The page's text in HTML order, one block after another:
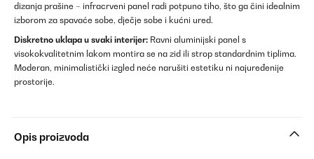
dizanja prašine – infracrveni panel radi potpuno tiho, što ga čini idealnim
izborom za spavaće sobe, dječje sobe i kućni ured.
Diskretno uklapa u svaki interijer: Ravni aluminijski panel s
visokokvalitetnim lakom montira se na zid ili strop standardnim tiplima.
Moderan, minimalistički izgled neće narušiti estetiku ni najuređenije
prostorije.
Opis proizvoda